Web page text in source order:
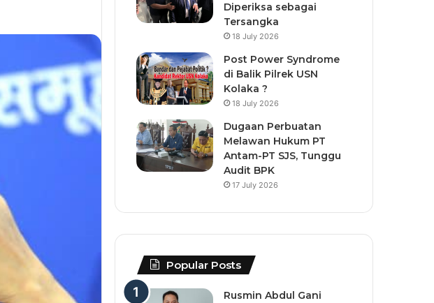
Diperiksa sebagai
Tersangka
18 July 2026
Post Power Syndrome
di Balik Pilrek USN
Kolaka ?
18 July 2026
Dugaan Perbuatan
Melawan Hukum PT
Antam-PT SJS, Tunggu
Audit BPK
17 July 2026
Popular Posts
Rusmin Abdul Gani